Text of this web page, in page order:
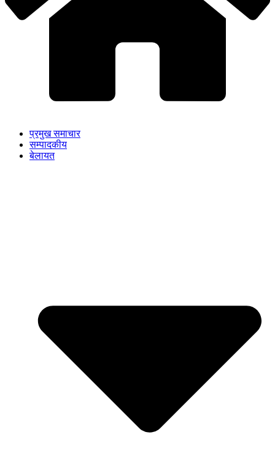
प्रमुख समाचार
सम्पादकीय
बेलायत